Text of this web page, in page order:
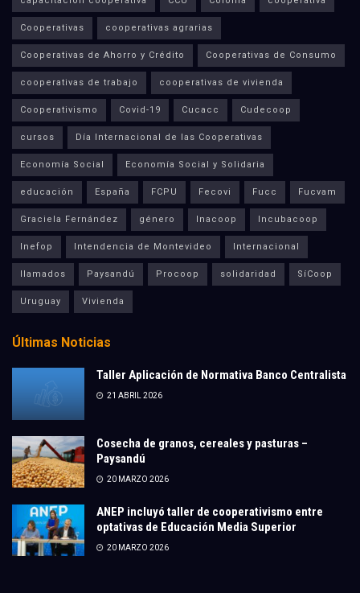
Cooperativas cooperativas agrarias
Cooperativas de Ahorro y Crédito Cooperativas de Consumo
cooperativas de trabajo cooperativas de vivienda
Cooperativismo Covid-19 Cucacc Cudecoop
cursos Día Internacional de las Cooperativas
Economía Social Economía Social y Solidaria
educación España FCPU Fecovi Fucc Fucvam
Graciela Fernández género Inacoop Incubacoop
Inefop Intendencia de Montevideo Internacional
llamados Paysandú Procoop solidaridad SíCoop
Uruguay Vivienda
Últimas Noticias
Taller Aplicación de Normativa Banco Centralista
21 ABRIL 2026
Cosecha de granos, cereales y pasturas –
Paysandú
20 MARZO 2026
ANEP incluyó taller de cooperativismo entre
optativas de Educación Media Superior
20 MARZO 2026